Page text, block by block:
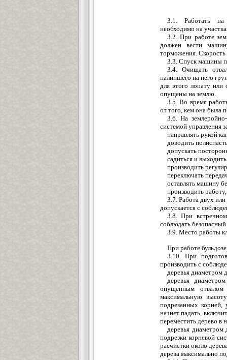
3.1. Работать на
необходимо на
3.2. При работе
должен вести
торможения.
3.3. Спуск машины
3.4. Очищать
налипшего на него
для этого лопату
опущены на землю.
3.5. Во время
от того, кем она была
3.6. На
системой управления
направлять рукой
доводить
допускать
садиться и
производить
переключать
оставлять машину
производить
3.7. Работа двух
допускается с
3.8. При
соблюдать
3.9. Место работы
При работе
3.10. При
производить с
деревья диаметром
деревья
опущенным отвалом
максимальную
подрезанных корней,
начнет падать,
переместить дерево в
деревья диаметром
подрезки корневой
расчистки около
дерева максимально